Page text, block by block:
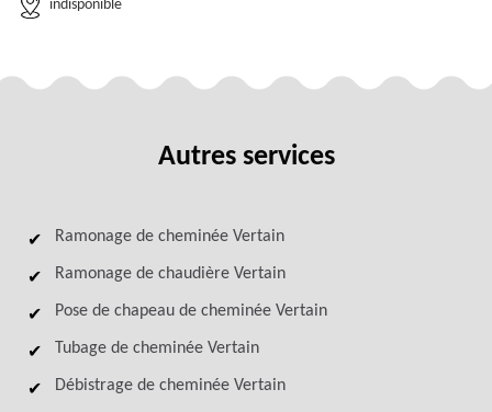
indisponible
Autres services
Ramonage de cheminée Vertain
Ramonage de chaudière Vertain
Pose de chapeau de cheminée Vertain
Tubage de cheminée Vertain
Débistrage de cheminée Vertain